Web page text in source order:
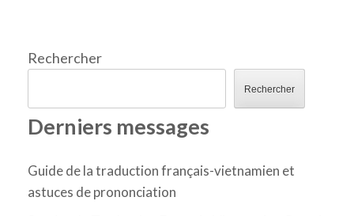
Rechercher
Rechercher
Derniers messages
Guide de la traduction français-vietnamien et
astuces de prononciation